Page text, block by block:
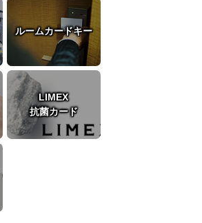
ルームカードキー
LIMEX
抗菌カード